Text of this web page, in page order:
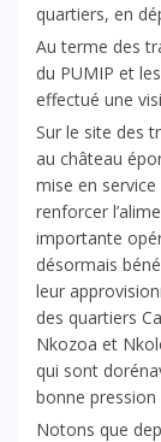
quartiers, en
Au terme des
du PUMIP et
effectué une
Sur le site des
au château
mise en
renforcer
importante
désormais
leur
des quartiers
Nkozoa et
qui sont
bonne
Notons que